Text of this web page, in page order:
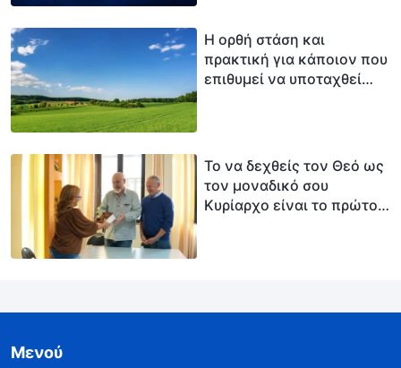
Η ορθή στάση και
πρακτική για κάποιον που
επιθυμεί να υποταχθεί
Το να δεχθείς τον Θεό ως
τον μοναδικό σου
Κυρίαρχο είναι το πρώτο
Μενού